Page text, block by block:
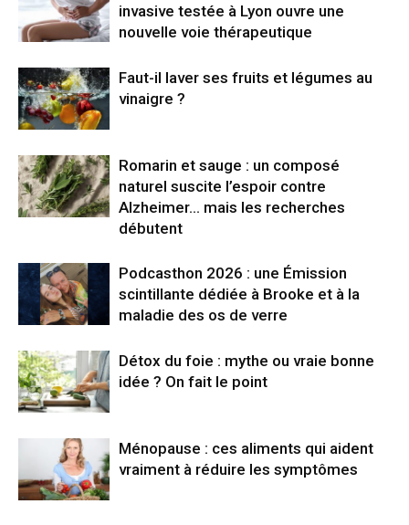
invasive testée à Lyon ouvre une
nouvelle voie thérapeutique
Faut-il laver ses fruits et légumes au
vinaigre ?
Romarin et sauge : un composé
naturel suscite l’espoir contre
Alzheimer… mais les recherches
débutent
Podcasthon 2026 : une Émission
scintillante dédiée à Brooke et à la
maladie des os de verre
Détox du foie : mythe ou vraie bonne
idée ? On fait le point
Ménopause : ces aliments qui aident
vraiment à réduire les symptômes